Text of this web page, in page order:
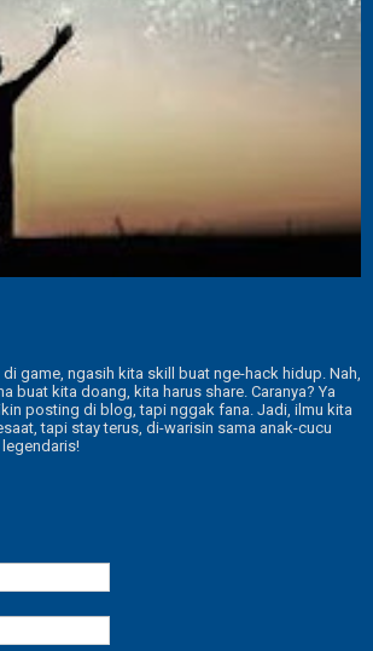
game, ngasih kita skill buat nge-hack hidup. Nah,
buat kita doang, kita harus share. Caranya? Ya
posting di blog, tapi nggak fana. Jadi, ilmu kita
tapi stay terus, di-warisin sama anak-cucu